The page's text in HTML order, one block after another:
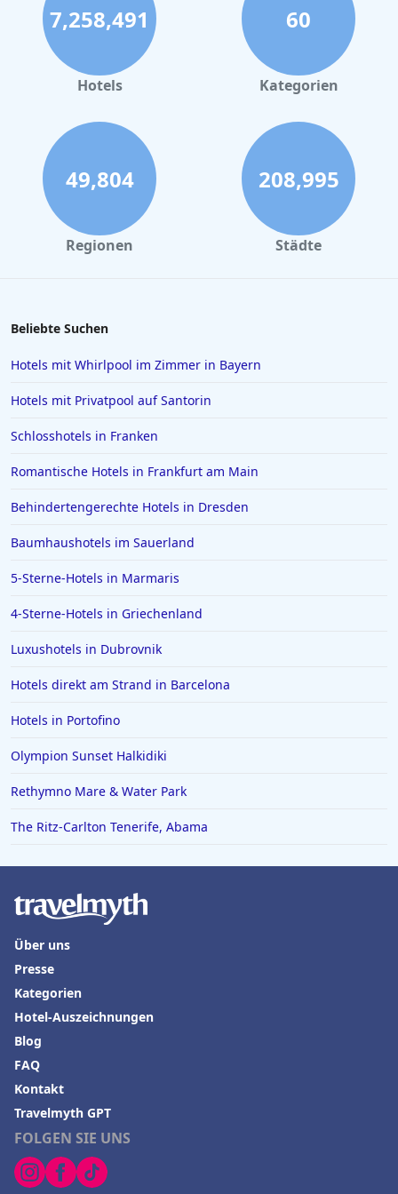
Hotels mit Infinity-Pool in Shanghai
Hotels mit Infinity-Pool in Kuala Lumpur
Hotels mit Infinity-Pool in Palma de Mallorca
7,258,491
Hotels
60
Kategorien
49,804
Regionen
208,995
Städte
Beliebte Suchen
Hotels mit Whirlpool im Zimmer in Bayern
Hotels mit Privatpool auf Santorin
Schlosshotels in Franken
Romantische Hotels in Frankfurt am Main
Behindertengerechte Hotels in Dresden
Baumhaushotels im Sauerland
5-Sterne-Hotels in Marmaris
4-Sterne-Hotels in Griechenland
Luxushotels in Dubrovnik
Hotels direkt am Strand in Barcelona
Hotels in Portofino
Olympion Sunset Halkidiki
Rethymno Mare & Water Park
The Ritz-Carlton Tenerife, Abama
FOLGEN SIE UNS
Über uns
Presse
Kategorien
Hotel-Auszeichnungen
Blog
FAQ
Kontakt
Travelmyth GPT